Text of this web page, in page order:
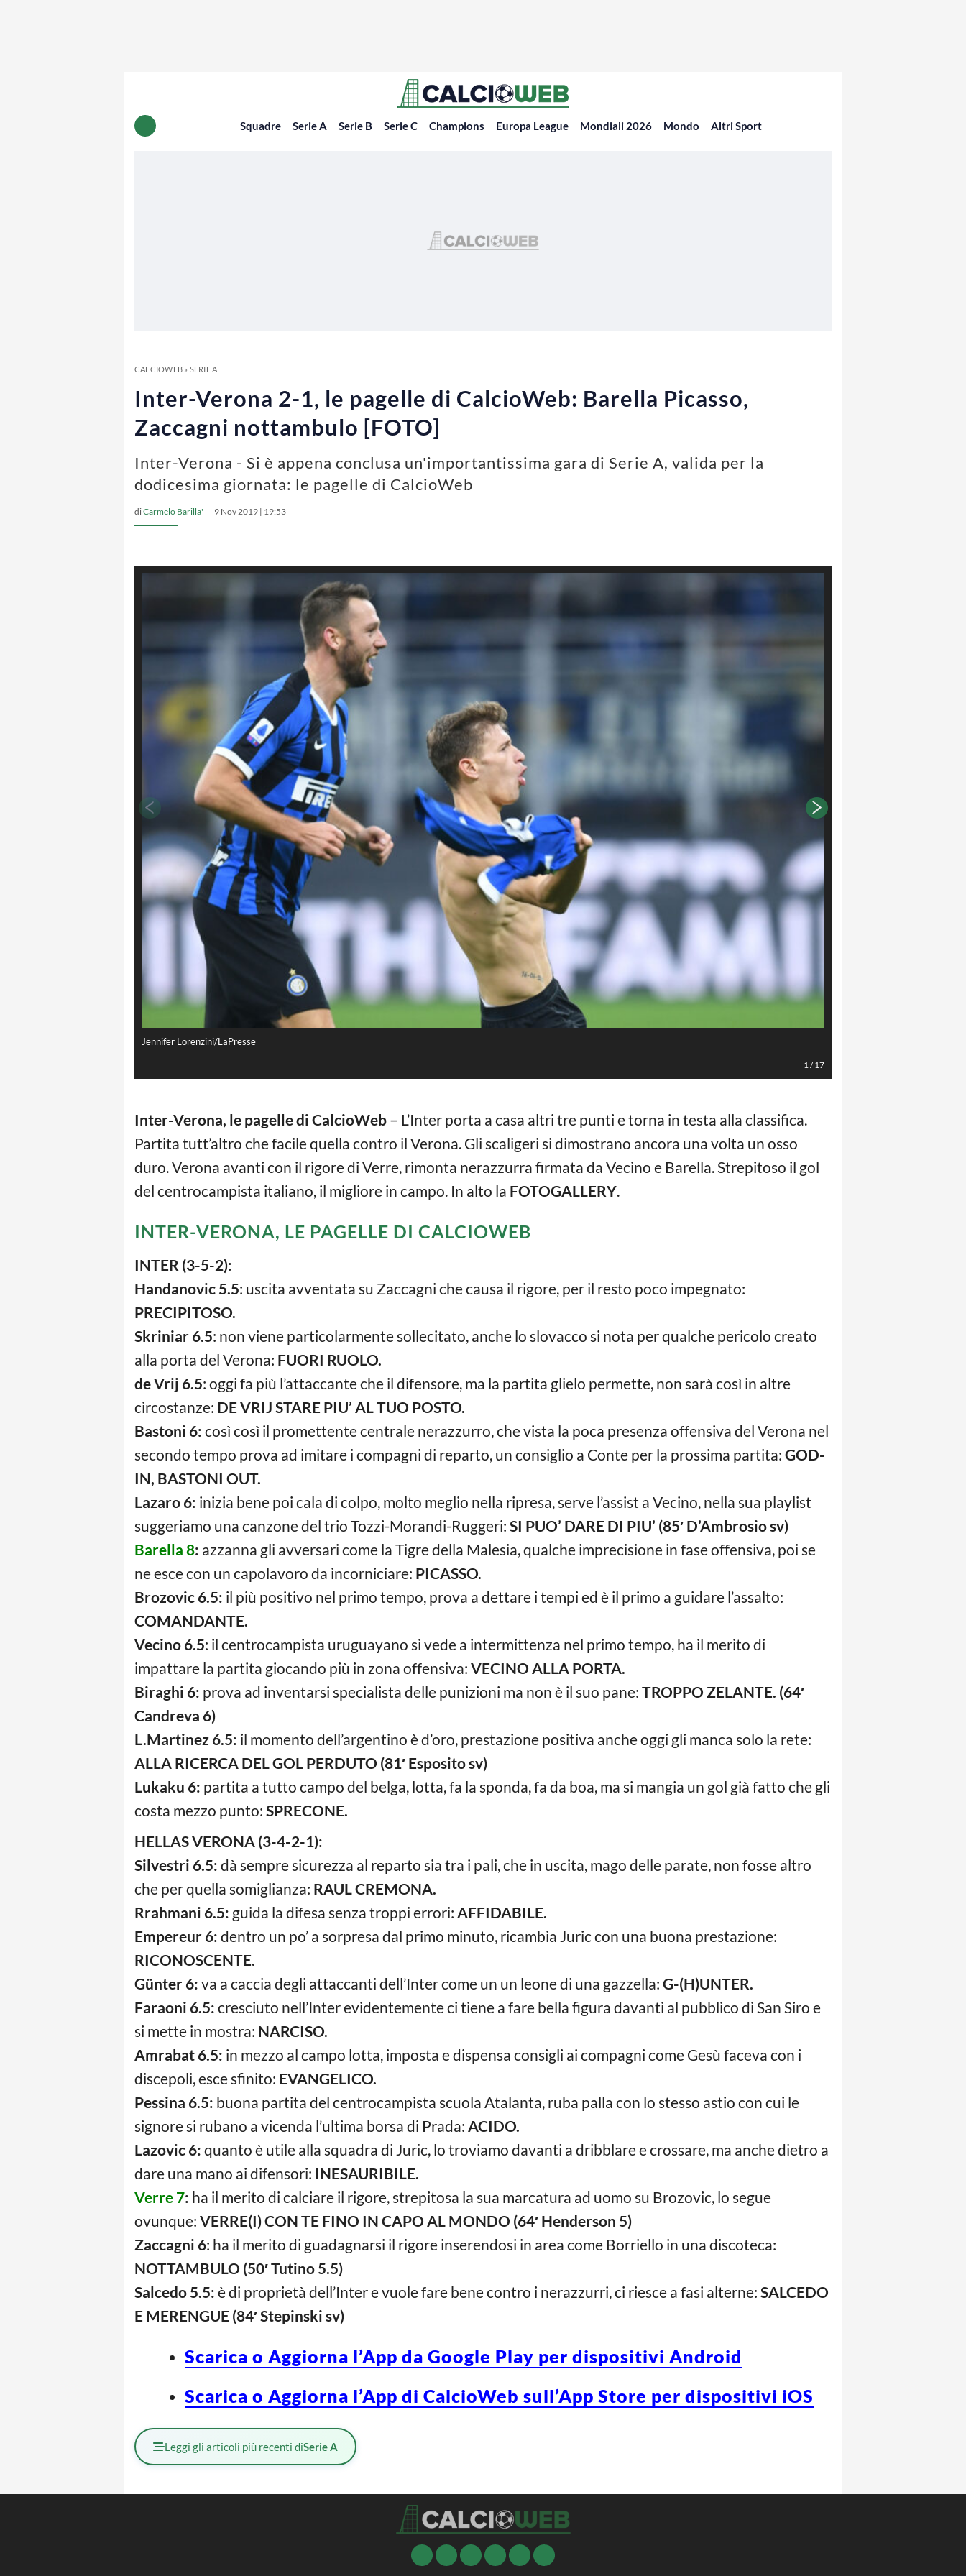
Squadre Serie A Serie B Serie C Champions Europa League Mondiali 2026 Mondo Altri Sport
CALCIOWEB» SERIE A
Inter-Verona 2-1, le pagelle di CalcioWeb: Barella Picasso,
Zaccagni nottambulo [FOTO]
Inter-Verona - Si è appena conclusa un'importantissima gara di Serie A, valida per la
dodicesima giornata: le pagelle di CalcioWeb
diCarmelo Barilla' 9 Nov 2019 | 19:53
Jennifer Lorenzini/LaPresse
1/17
Inter-Verona, le pagelle di CalcioWeb – L’Inter porta a casa altri tre punti e torna in testa alla classifica.
Partita tutt’altro che facile quella contro il Verona. Gli scaligeri si dimostrano ancora una volta un osso
duro. Verona avanti con il rigore di Verre, rimonta nerazzurra firmata da Vecino e Barella. Strepitoso il gol
del centrocampista italiano, il migliore in campo. In alto la FOTOGALLERY.
INTER-VERONA, LE PAGELLE DI CALCIOWEB
INTER (3-5-2):
Handanovic 5.5: uscita avventata su Zaccagni che causa il rigore, per il resto poco impegnato:
PRECIPITOSO.
Skriniar 6.5: non viene particolarmente sollecitato, anche lo slovacco si nota per qualche pericolo creato
alla porta del Verona: FUORI RUOLO.
de Vrij 6.5: oggi fa più l’attaccante che il difensore, ma la partita glielo permette, non sarà così in altre
circostanze: DE VRIJ STARE PIU’ AL TUO POSTO.
Bastoni 6: così così il promettente centrale nerazzurro, che vista la poca presenza offensiva del Verona nel
secondo tempo prova ad imitare i compagni di reparto, un consiglio a Conte per la prossima partita: GOD-
IN, BASTONI OUT.
Lazaro 6: inizia bene poi cala di colpo, molto meglio nella ripresa, serve l’assist a Vecino, nella sua playlist
suggeriamo una canzone del trio Tozzi-Morandi-Ruggeri: SI PUO’ DARE DI PIU’ (85′ D’Ambrosio sv)
Barella 8: azzanna gli avversari come la Tigre della Malesia, qualche imprecisione in fase offensiva, poi se
ne esce con un capolavoro da incorniciare: PICASSO.
Brozovic 6.5: il più positivo nel primo tempo, prova a dettare i tempi ed è il primo a guidare l’assalto:
COMANDANTE.
Vecino 6.5: il centrocampista uruguayano si vede a intermittenza nel primo tempo, ha il merito di
impattare la partita giocando più in zona offensiva: VECINO ALLA PORTA.
Biraghi 6: prova ad inventarsi specialista delle punizioni ma non è il suo pane: TROPPO ZELANTE. (64′
Candreva 6)
L.Martinez 6.5: il momento dell’argentino è d’oro, prestazione positiva anche oggi gli manca solo la rete:
ALLA RICERCA DEL GOL PERDUTO (81′ Esposito sv)
Lukaku 6: partita a tutto campo del belga, lotta, fa la sponda, fa da boa, ma si mangia un gol già fatto che gli
costa mezzo punto: SPRECONE.
HELLAS VERONA (3-4-2-1):
Silvestri 6.5: dà sempre sicurezza al reparto sia tra i pali, che in uscita, mago delle parate, non fosse altro
che per quella somiglianza: RAUL CREMONA.
Rrahmani 6.5: guida la difesa senza troppi errori: AFFIDABILE.
Empereur 6: dentro un po’ a sorpresa dal primo minuto, ricambia Juric con una buona prestazione:
RICONOSCENTE.
Günter 6: va a caccia degli attaccanti dell’Inter come un un leone di una gazzella: G-(H)UNTER.
Faraoni 6.5: cresciuto nell’Inter evidentemente ci tiene a fare bella figura davanti al pubblico di San Siro e
si mette in mostra: NARCISO.
Amrabat 6.5: in mezzo al campo lotta, imposta e dispensa consigli ai compagni come Gesù faceva con i
discepoli, esce sfinito: EVANGELICO.
Pessina 6.5: buona partita del centrocampista scuola Atalanta, ruba palla con lo stesso astio con cui le
signore si rubano a vicenda l’ultima borsa di Prada: ACIDO.
Lazovic 6: quanto è utile alla squadra di Juric, lo troviamo davanti a dribblare e crossare, ma anche dietro a
dare una mano ai difensori: INESAURIBILE.
Verre 7: ha il merito di calciare il rigore, strepitosa la sua marcatura ad uomo su Brozovic, lo segue
ovunque: VERRE(I) CON TE FINO IN CAPO AL MONDO (64′ Henderson 5)
Zaccagni 6: ha il merito di guadagnarsi il rigore inserendosi in area come Borriello in una discoteca:
NOTTAMBULO (50′ Tutino 5.5)
Salcedo 5.5: è di proprietà dell’Inter e vuole fare bene contro i nerazzurri, ci riesce a fasi alterne: SALCEDO
E MERENGUE (84′ Stepinski sv)
Scarica o Aggiorna l’App da Google Play per dispositivi Android
Scarica o Aggiorna l’App di CalcioWeb sull’App Store per dispositivi iOS
Leggi gli articoli più recenti diSerie A